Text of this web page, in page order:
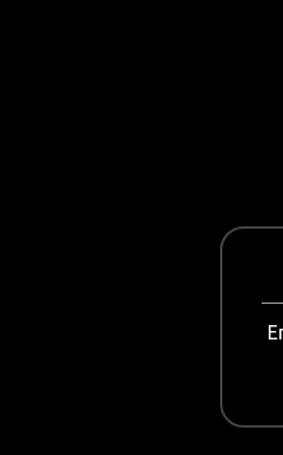
VIDEO
Kids